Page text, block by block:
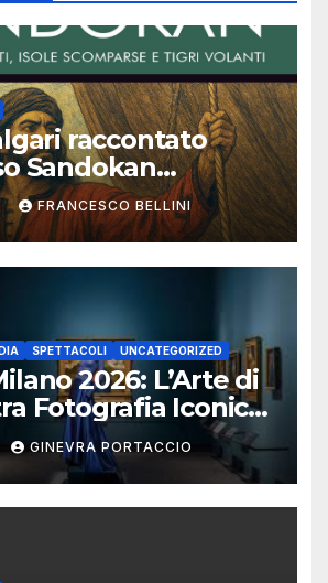
raccontato
Sandokan
ed ultima parte)
FRANCESCO BELLINI
SPETTACOLI UNCATEGORIZED
2026: L’Arte di
Fotografia Iconica
Immersive
GINEVRA PORTACCIO